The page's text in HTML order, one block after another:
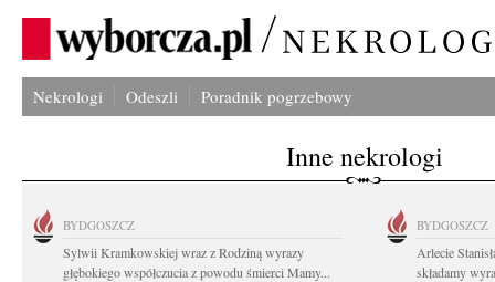
Nekrologi Odeszli Poradnik pogrzebowy
Inne nekrologi
BYDGOSZCZ
Sylwii Kramkowskiej wraz z Rodziną wyrazy
głębokiego współczucia z powodu śmierci Mamy...
BYDGOSZCZ
Arlecie
składamy